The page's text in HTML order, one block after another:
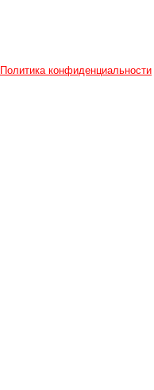
Политика конфиденциальности